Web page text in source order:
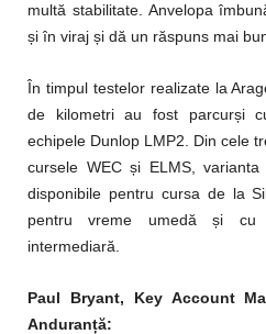
multă stabilitate. Anvelopa
și în viraj și dă un răspuns mai
În timpul testelor realizate la
de kilometri au fost parcurși
echipele Dunlop LMP2. Din cele
cursele WECși ELMS, varianta
disponibile pentru cursa de la
pentru vreme umedăși cu
intermediară.
Paul Bryant, Key Account
Anduranță: